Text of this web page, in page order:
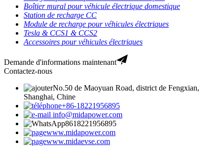
Boîtier mural pour véhicule électrique domestique
Station de recharge CC
Module de recharge pour véhicules électriques
Tesla & CCS1 & CCS2
Accessoires pour véhicules électriques
Demande d'informations maintenant
Contactez-nous
No.50 de Maoyuan Road, district de Fengxian,
Shanghai, Chine
+86-18221956895
info@midapower.com
8618221956895
www.midapower.com
www.midaevse.com